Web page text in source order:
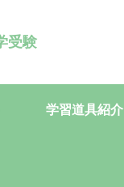
受験
学習道具紹介